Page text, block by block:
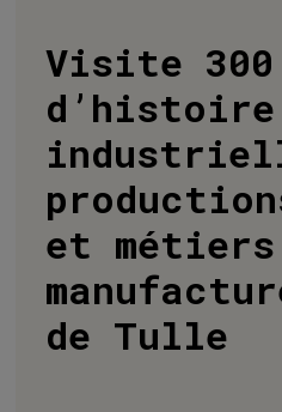
Visite 300
d’histoire
et
de Tulle